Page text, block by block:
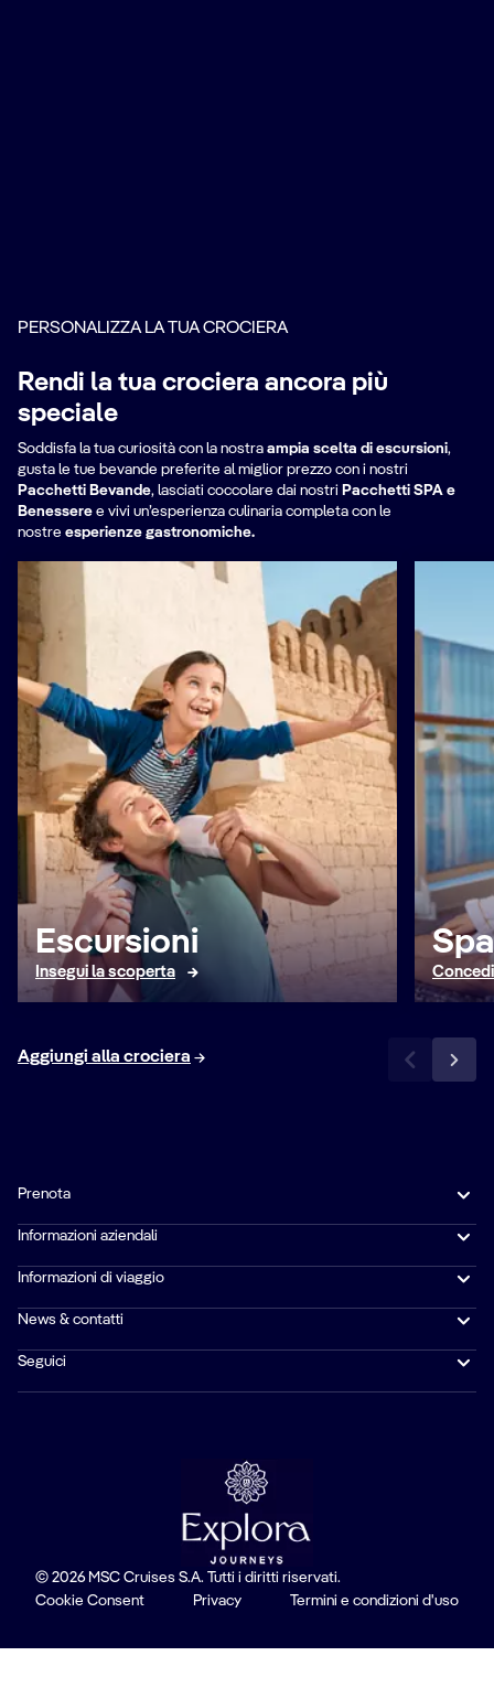
PERSONALIZZA LA TUA CROCIERA
Rendi la tua crociera ancora più
speciale
Soddisfa la tua curiosità con la nostra ampia scelta di escursioni,
gusta le tue bevande preferite al miglior prezzo con i nostri
Pacchetti Bevande, lasciati coccolare dai nostri Pacchetti SPA e
Benessere e vivi un’esperienza culinaria completa con le
nostre esperienze gastronomiche.
Escursioni
Insegui la scoperta
Aggiungi alla crociera
Prenota
Informazioni aziendali
Informazioni di viaggio
News & contatti
Seguici
© 2026 MSC Cruises S.A. Tutti i diritti riservati.
Cookie Consent
Privacy Termini e condizioni d'uso